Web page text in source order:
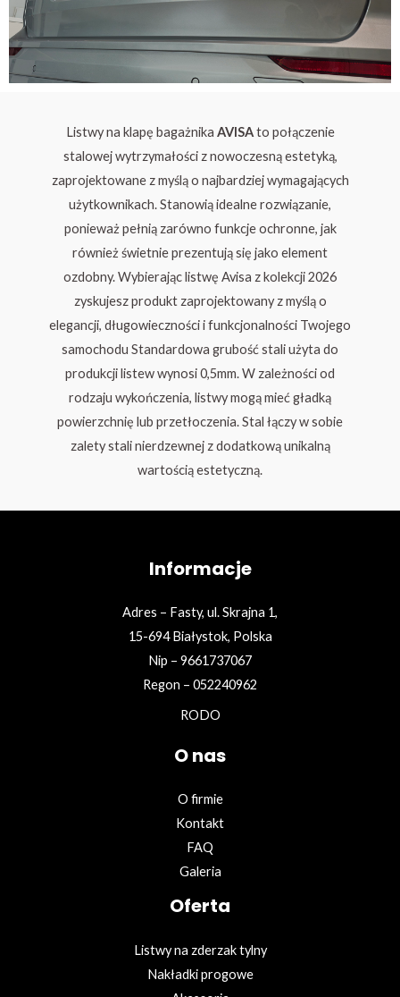
Listwy na klapę bagażnika AVISAto połączenie
stalowej wytrzymałości z nowoczesną estetyką,
zaprojektowane z myślą o najbardziej wymagających
użytkownikach. Stanowią idealne rozwiązanie,
ponieważ pełnią zarówno funkcje ochronne, jak
również świetnie prezentują się jako element
ozdobny. Wybierając listwę Avisa z kolekcji 2026
zyskujesz produkt zaprojektowany z myślą o
elegancji, długowieczności i funkcjonalności Twojego
samochodu Standardowa grubość stali użyta do
produkcji listew wynosi 0,5mm. W zależności od
rodzaju wykończenia, listwy mogą mieć gładką
powierzchnię lub przetłoczenia. Stal łączy w sobie
zalety stali nierdzewnej z dodatkową unikalną
wartością estetyczną.
Informacje
Adres – Fasty, ul. Skrajna 1,
15-694 Białystok, Polska
Nip – 9661737067
Regon – 052240962
RODO
O nas
O firmie
Kontakt
FAQ
Galeria
Oferta
Listwy na zderzak tylny
Nakładki progowe